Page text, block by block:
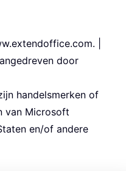
|
door
handelsmerken of
van Microsoft
en/of andere